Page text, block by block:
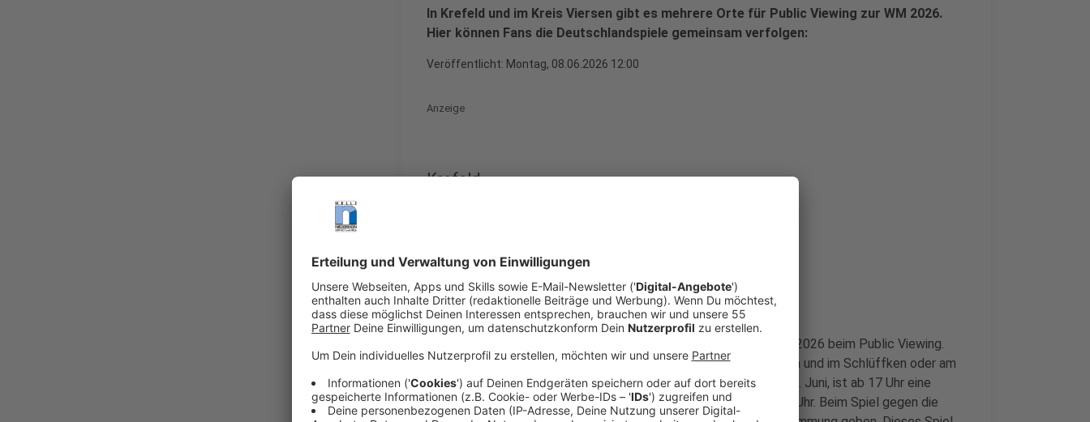
In Krefeld und im Kreis Viersen gibt es mehrere Orte für Public Viewing zur WM 2026.
Hier können Fans die Deutschlandspiele gemeinsam verfolgen:
Veröffentlicht: Montag, 08.06.2026 12:00
Anzeige
Krefeld
Krefeld: Nordbahnhof
Anzeige
Der Nordbahnhof in Krefeld zeigt die Deutschlandspiele der WM 2026 beim Public Viewing.
Die Spiele laufen je nach Tag und Uhrzeit draußen oder drinnen am und im Schlüffken oder am
und im Nordbahnhof. Für das Spiel gegen Curaçao am Sonntag, 14. Juni, ist ab 17 Uhr eine
Eröffnungsfeier mit Vorprogramm geplant. Der Anstoß ist um 19 Uhr. Beim Spiel gegen die